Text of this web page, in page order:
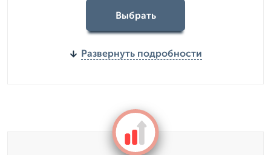
Выбрать
Развернуть подробности